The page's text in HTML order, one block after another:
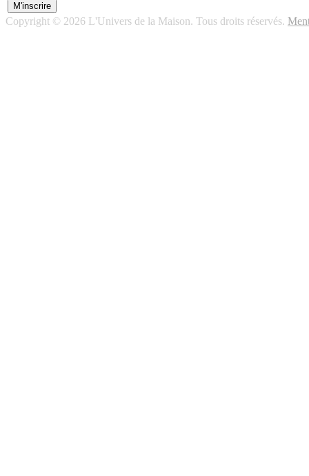
Copyright © 2026 L'Univers de la Maison. Tous droits réservés.